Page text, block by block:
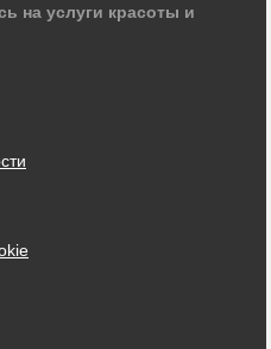
на услуги красоты и